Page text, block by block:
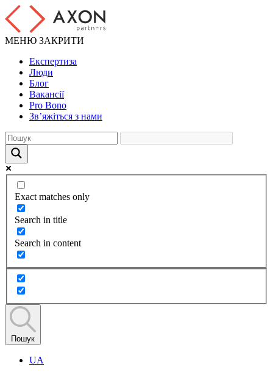
МЕНЮ ЗАКРИТИ
Експертиза
Люди
Блог
Вакансії
Pro Bono
Зв’яжіться з нами
Exact matches only
Search in title
Search in content
Пошук
UA